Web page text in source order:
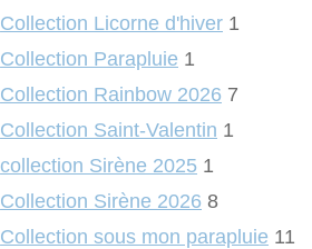
Collection Licorne d'hiver 1
Collection Parapluie 1
Collection Rainbow 2026 7
Collection Saint-Valentin 1
collection Sirène 2025 1
Collection Sirène 2026 8
Collection sous mon parapluie 11